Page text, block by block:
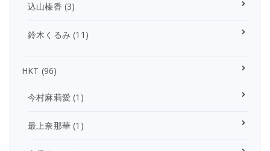
込山榛香 (3)
鈴木くるみ (11)
HKT (96)
今村麻莉愛 (1)
最上奈那華 (1)